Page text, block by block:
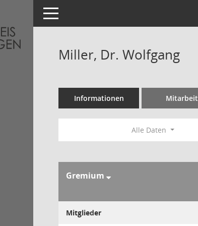
Toggle navigation
Miller, Dr. Wolfgang
Informationen Mitarbeit
Alle Daten
Gremium
Mitglieder